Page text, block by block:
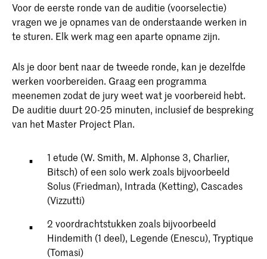
Voor de eerste ronde van de auditie (voorselectie)
vragen we je opnames van de onderstaande werken in
te sturen. Elk werk mag een aparte opname zijn.
Als je door bent naar de tweede ronde, kan je dezelfde
werken voorbereiden. Graag een programma
meenemen zodat de jury weet wat je voorbereid hebt.
De auditie duurt 20-25 minuten, inclusief de bespreking
van het Master Project Plan.
1 etude (W. Smith, M. Alphonse 3, Charlier,
Bitsch) of een solo werk zoals bijvoorbeeld
Solus (Friedman), Intrada (Ketting), Cascades
(Vizzutti)
2 voordrachtstukken zoals bijvoorbeeld
Hindemith (1 deel), Legende (Enescu), Tryptique
(Tomasi)